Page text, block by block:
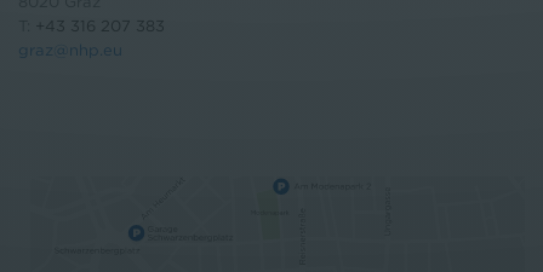
+43 316 207 383
graz@nhp.eu